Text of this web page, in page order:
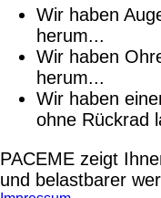
Wir haben
herum...
Wir haben
herum...
Wir haben
ohne Rückrad
PACEME zeigt
und belastbarer